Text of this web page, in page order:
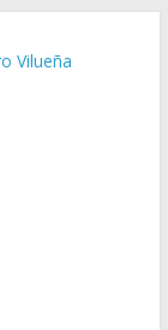
Vilueña